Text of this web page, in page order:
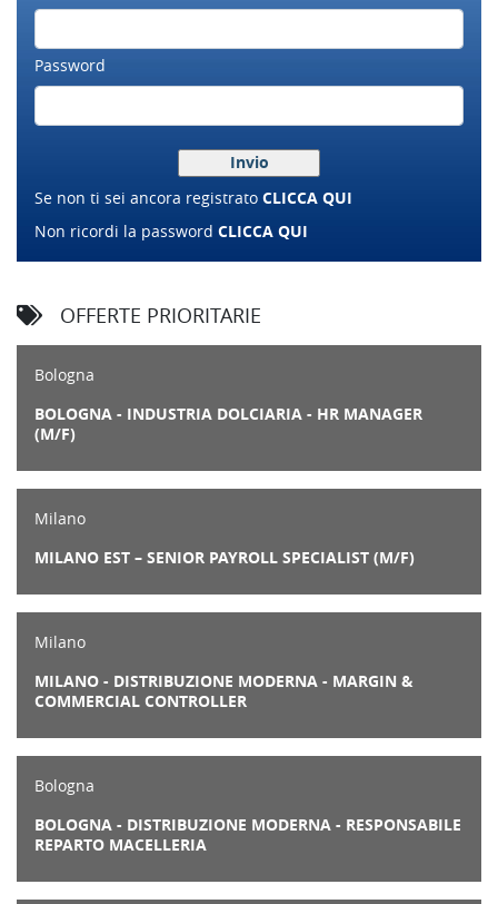
Password
Se non ti sei ancora registrato CLICCA QUI
Non ricordi la password CLICCA QUI
OFFERTE PRIORITARIE
Bologna
BOLOGNA - INDUSTRIA DOLCIARIA - HR MANAGER
(M/F)
Milano
MILANO EST – SENIOR PAYROLL SPECIALIST (M/F)
Milano
MILANO - DISTRIBUZIONE MODERNA - MARGIN &
COMMERCIAL CONTROLLER
Bologna
BOLOGNA - DISTRIBUZIONE MODERNA - RESPONSABILE
REPARTO MACELLERIA